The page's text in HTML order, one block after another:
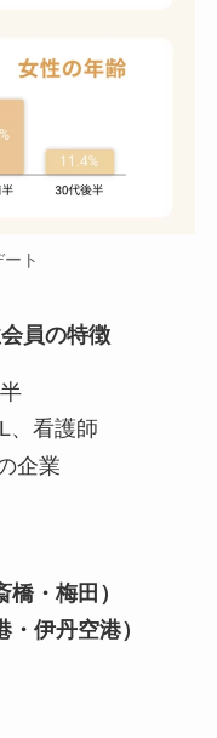
ト
員の特徴
、看護師
企業
・梅田）
伊丹空港）